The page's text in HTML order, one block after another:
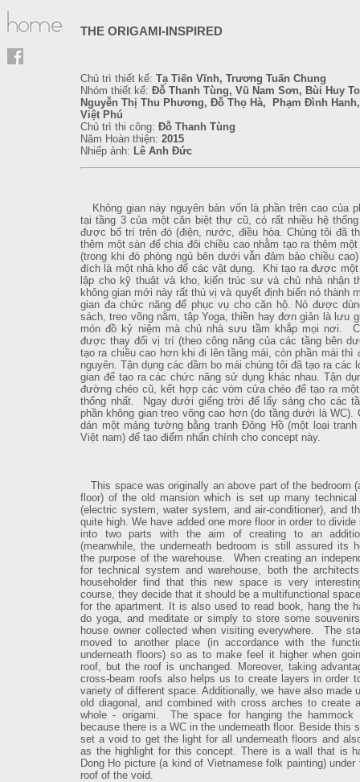
THE ORIGAMI-INSPIRED
Chủ trì thiết kế: Tạ Tiến Vĩnh, Trương Tuấn Chung
Nhóm thiết kế: Đỗ Thanh Tùng, Vũ Nam Sơn, Bùi Huy
Nguyễn Thị Thu Phương, Đỗ Thọ Hà, Phạm Đình
Việt Phú
Chủ trì thi công: Đỗ Thanh Tùng
Năm Hoàn thiện: 2015
Nhiếp ảnh: Lê Anh Đức
Không gian này nguyên bản vốn là phần trên cao của
tại tầng 3 của một căn biệt thự cũ, có rất nhiều hệ
được bố trí trên đó (điện, nước, điều hòa. Chúng tôi đã
thêm một sàn để chia đôi chiều cao nhằm tạo ra thêm một
(trong khi đó phòng ngủ bên dưới vẫn đảm bảo chiều
đích là một nhà kho để các vật dụng. Khi tạo ra được một
lập cho kỹ thuật và kho, kiến trúc sư và chủ nhà nhận
không gian mới này rất thú vị và quyết định biến nó thành
gian đa chức năng để phục vụ cho căn hộ. Nó được
sách, treo võng nằm, tập Yoga, thiền hay đơn giản là lưu
món đồ kỷ niệm mà chủ nhà sưu tầm khắp mọi nơi.
được thay đổi vị trí (theo công năng của các tầng bên
tạo ra chiều cao hơn khi đi lên tầng mái, còn phần mái
nguyên. Tận dụng các dầm bo mái chúng tôi đã tạo ra các
gian để tạo ra các chức năng sử dụng khác nhau. Tận
đường chéo cũ, kết hợp các vòm cửa chéo để tạo ra
thống nhất. Ngay dưới giếng trời để lấy sáng cho các
phần không gian treo võng cao hơn (do tầng dưới là WC).
dán một mảng tường bằng tranh Đông Hồ (một loại tranh
Việt nam) để tạo điểm nhấn chính cho concept này.
This space was originally an above part of the bedroom
floor) of the old mansion which is set up many technical
(electric system, water system, and air-conditioner), and
quite high. We have added one more floor in order to divide
into two parts with the aim of creating to an
(meanwhile, the underneath bedroom is still assured its
the purpose of the warehouse. When creating an
for technical system and warehouse, both the
householder find that this new space is very
course, they decide that it should be a multifunctional
for the apartment. It is also used to read book, hang the
do yoga, and meditate or simply to store some
house owner collected when visiting everywhere. The
moved to another place (in accordance with the
underneath floors) so as to make feel it higher when
roof, but the roof is unchanged. Moreover, taking
cross-beam roofs also helps us to create layers in order
variety of different space. Additionally, we have also made
old diagonal, and combined with cross arches to create
whole - origami. The space for hanging the hammock
because there is a WC in the underneath floor. Beside this
set a void to get the light for all underneath floors and
as the highlight for this concept. There is a wall that is
Dong Ho picture (a kind of Vietnamese folk painting) under
roof of the void.